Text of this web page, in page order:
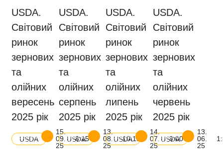
USDA.
Світовий
ринок
зернових
та
олійних
вересень
2025 рік
USDA
15.
09.
25
8:15
Скачати
баланс
USDA.
Світовий
ринок
зернових
та
олійних
серпень
2025 рік
USDA
13.
08.
25
10:15
Скачати
баланс
USDA.
Світовий
ринок
зернових
та
олійних
липень
2025 рік
USDA
14.
07.
25
9:00
Скачати
баланс
USDA.
Світовий
ринок
зернових
та
олійних
червень
2025 рік
USDA
13.
06.
25
Скачати
баланс